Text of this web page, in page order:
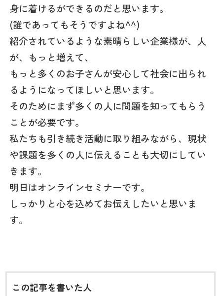
身に着けるができるのだと思います。
(誰であってもそうですよね^^)
紹介されているような素晴らしい企業様が、人
が、もっと増えて、
もっと多くのお子さんが安心して社会に出られ
るようになってほしいと思います。
そのためにまず多くの人に問題を知ってもらう
ことが必要です。
私たちも引き続き活動に取り組みながら、現状
や課題を多くの人に伝えることも大切にしてい
きます。
明日はオンラインセミナーです。
しっかりと心を込めてお伝えしたいと思いま
す。
この記事を書いた人